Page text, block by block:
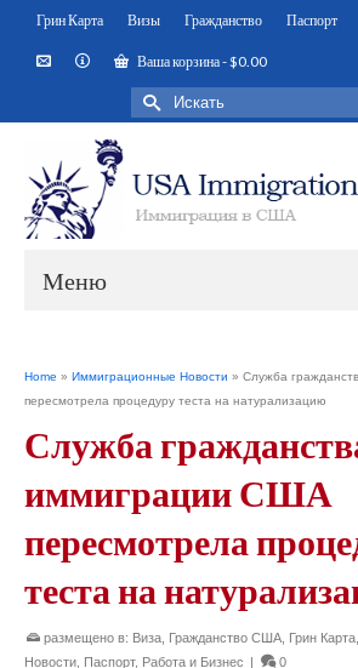
Грин Карта Визы Гражданство Паспорт
Ваша корзина-$0.00
Искать:
Меню
Home » Иммиграционные Новости » Служба
пересмотрела процедуру теста на натурализацию
Служба
иммиграции США
пересмотрела
теста на
размещено в: Виза Гражданство США Грин Карта
Новости Паспорт, Работа и Бизнес | 0